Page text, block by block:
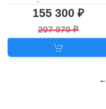
НИШЕЙ ДЛЯ ТВ ХАСКИ-9
155 300
207 070
←